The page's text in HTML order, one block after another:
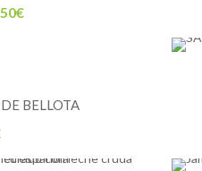
€
BELLOTA